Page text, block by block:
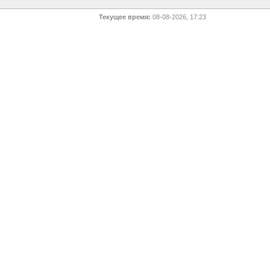
Текущее время: 08-08-2026, 17:23